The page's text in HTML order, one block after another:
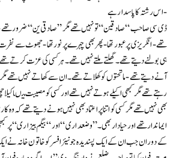
اس رشتہ کا پاسدار ہے-
ڈی سی صاحب “صا دقین “تو نہیں تھے مگر” صا دقی ین “ضرور
تھے-انگریزی پر عبور تھا-پھر بھی چہرے پر نور تھا-جھوٹ سے
ہی بولنے دیتے تھے ۔ گھلتے ملتے نہیں تھے ۔ ہر کسی کی عزت کرتے
آنے دیتے تھے-ما تحتوں کو کھلاتے تھے۔ان سے کھاتے نہیں
رہتے تھے مگر کبھی اکیلے ہوتے نہیں تھے اور کسی کو مصیبت
بھی نہیں تھے مگر کسی کو اتنا پراعتماد بھی نہیں ہونے دیتے تھے کہ
ایماندار تھے اور حیادار بھی۔”وضعدار ی “اور “بیگم بیزاری “پر
کے دوران جب ان کے ایک پسندیدہ جونیئر افسر کو خاتون خانہ نے